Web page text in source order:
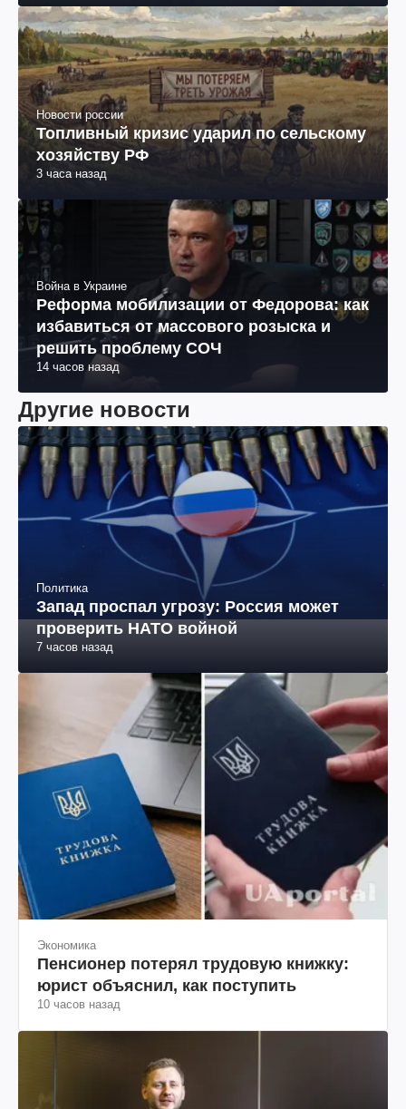
Новости россии
Топливный кризис ударил по сельскому
хозяйству РФ
Война в Украине
Реформа мобилизации от Федорова: как
избавиться от массового розыска и
решить проблему СОЧ
Другие новости
Политика
Запад проспал угрозу: Россия может
проверить НАТО войной
Экономика
Пенсионер потерял трудовую книжку:
юрист объяснил, как поступить